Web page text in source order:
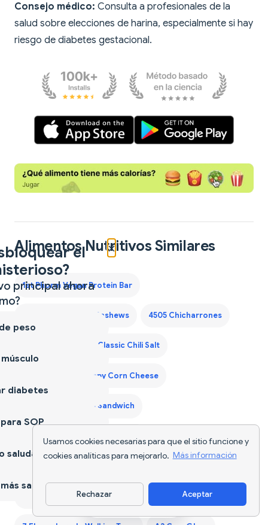
Usamos cookies necesarias para que el sitio funcione y
cookies analíticas para mejorarlo. Más información
Rechazar Aceptar
Consejo médico: Consulta a profesionales de la
salud sobre elecciones de harina, especialmente si hay
riesgo de diabetes gestacional.
Alimentos Nutritivos Similares
1st Phorm Vegan Protein Bar
365 Bbq Habanero Cashews 4505 Chicharrones
4505 Chicharrones Classic Chili Salt
7 Eleven Japan Crispy Corn Cheese
7 Eleven Japan Egg Sandwich
7 Eleven Japan Matcha Cookie
7 Eleven Japan Tamago Sando
Descargar app
×
el
principal ahora
peso
diabetes
SOP
saludable
sano